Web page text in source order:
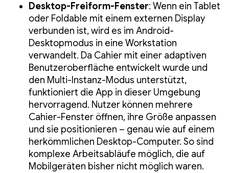
Desktop-Freiform-Fenster: Wenn ein Tablet
oder Foldable mit einem externen Display
verbunden ist, wird es im Android-
Desktopmodus in eine Workstation
verwandelt. Da Cahier mit einer adaptiven
Benutzeroberfläche entwickelt wurde und
den Multi-Instanz-Modus unterstützt,
funktioniert die App in dieser Umgebung
hervorragend. Nutzer können mehrere
Cahier-Fenster öffnen, ihre Größe anpassen
und sie positionieren – genau wie auf einem
herkömmlichen Desktop-Computer. So sind
komplexe Arbeitsabläufe möglich, die auf
Mobilgeräten bisher nicht möglich waren.